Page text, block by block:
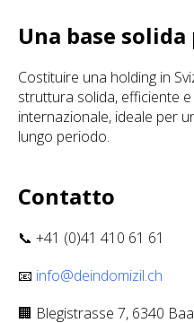
Una base
Costituire una holding in
struttura solida, efficiente
internazionale, ideale per
lungo periodo.
Contatto
📞 +41 (0)41 410 61 61
📧 info@deindomizil.ch
🏢 Blegistrasse 7, 6340